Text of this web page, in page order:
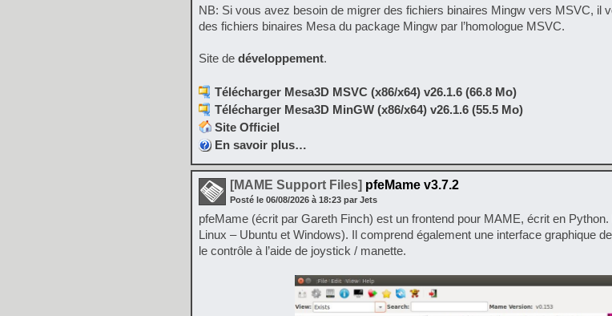
NB: Si vous avez besoin de migrer des fichiers binaires Mingw vers MSVC, il
des fichiers binaires Mesa du package Mingw par l’homologue MSVC.
Site de développement.
Télécharger Mesa3D MSVC (x86/x64) v26.1.6 (66.8 Mo)
Télécharger Mesa3D MinGW (x86/x64) v26.1.6 (55.5 Mo)
Site Officiel
En savoir plus…
[MAME Support Files] pfeMame v3.7.2
Posté le 06/08/2026 à 18:23 par Jets
pfeMame (écrit par Gareth Finch) est un frontend pour MAME, écrit en
Linux – Ubuntu et Windows). Il comprend également une interface graphique
le contrôle à l’aide de joystick / manette.